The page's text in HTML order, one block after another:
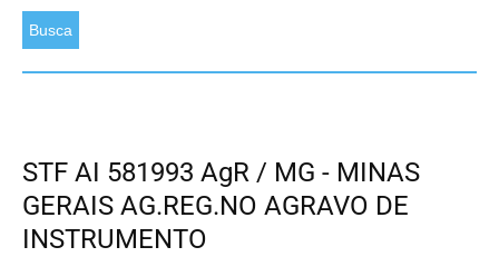
Busca
STF AI 581993 AgR / MG - MINAS
GERAIS AG.REG.NO AGRAVO DE
INSTRUMENTO